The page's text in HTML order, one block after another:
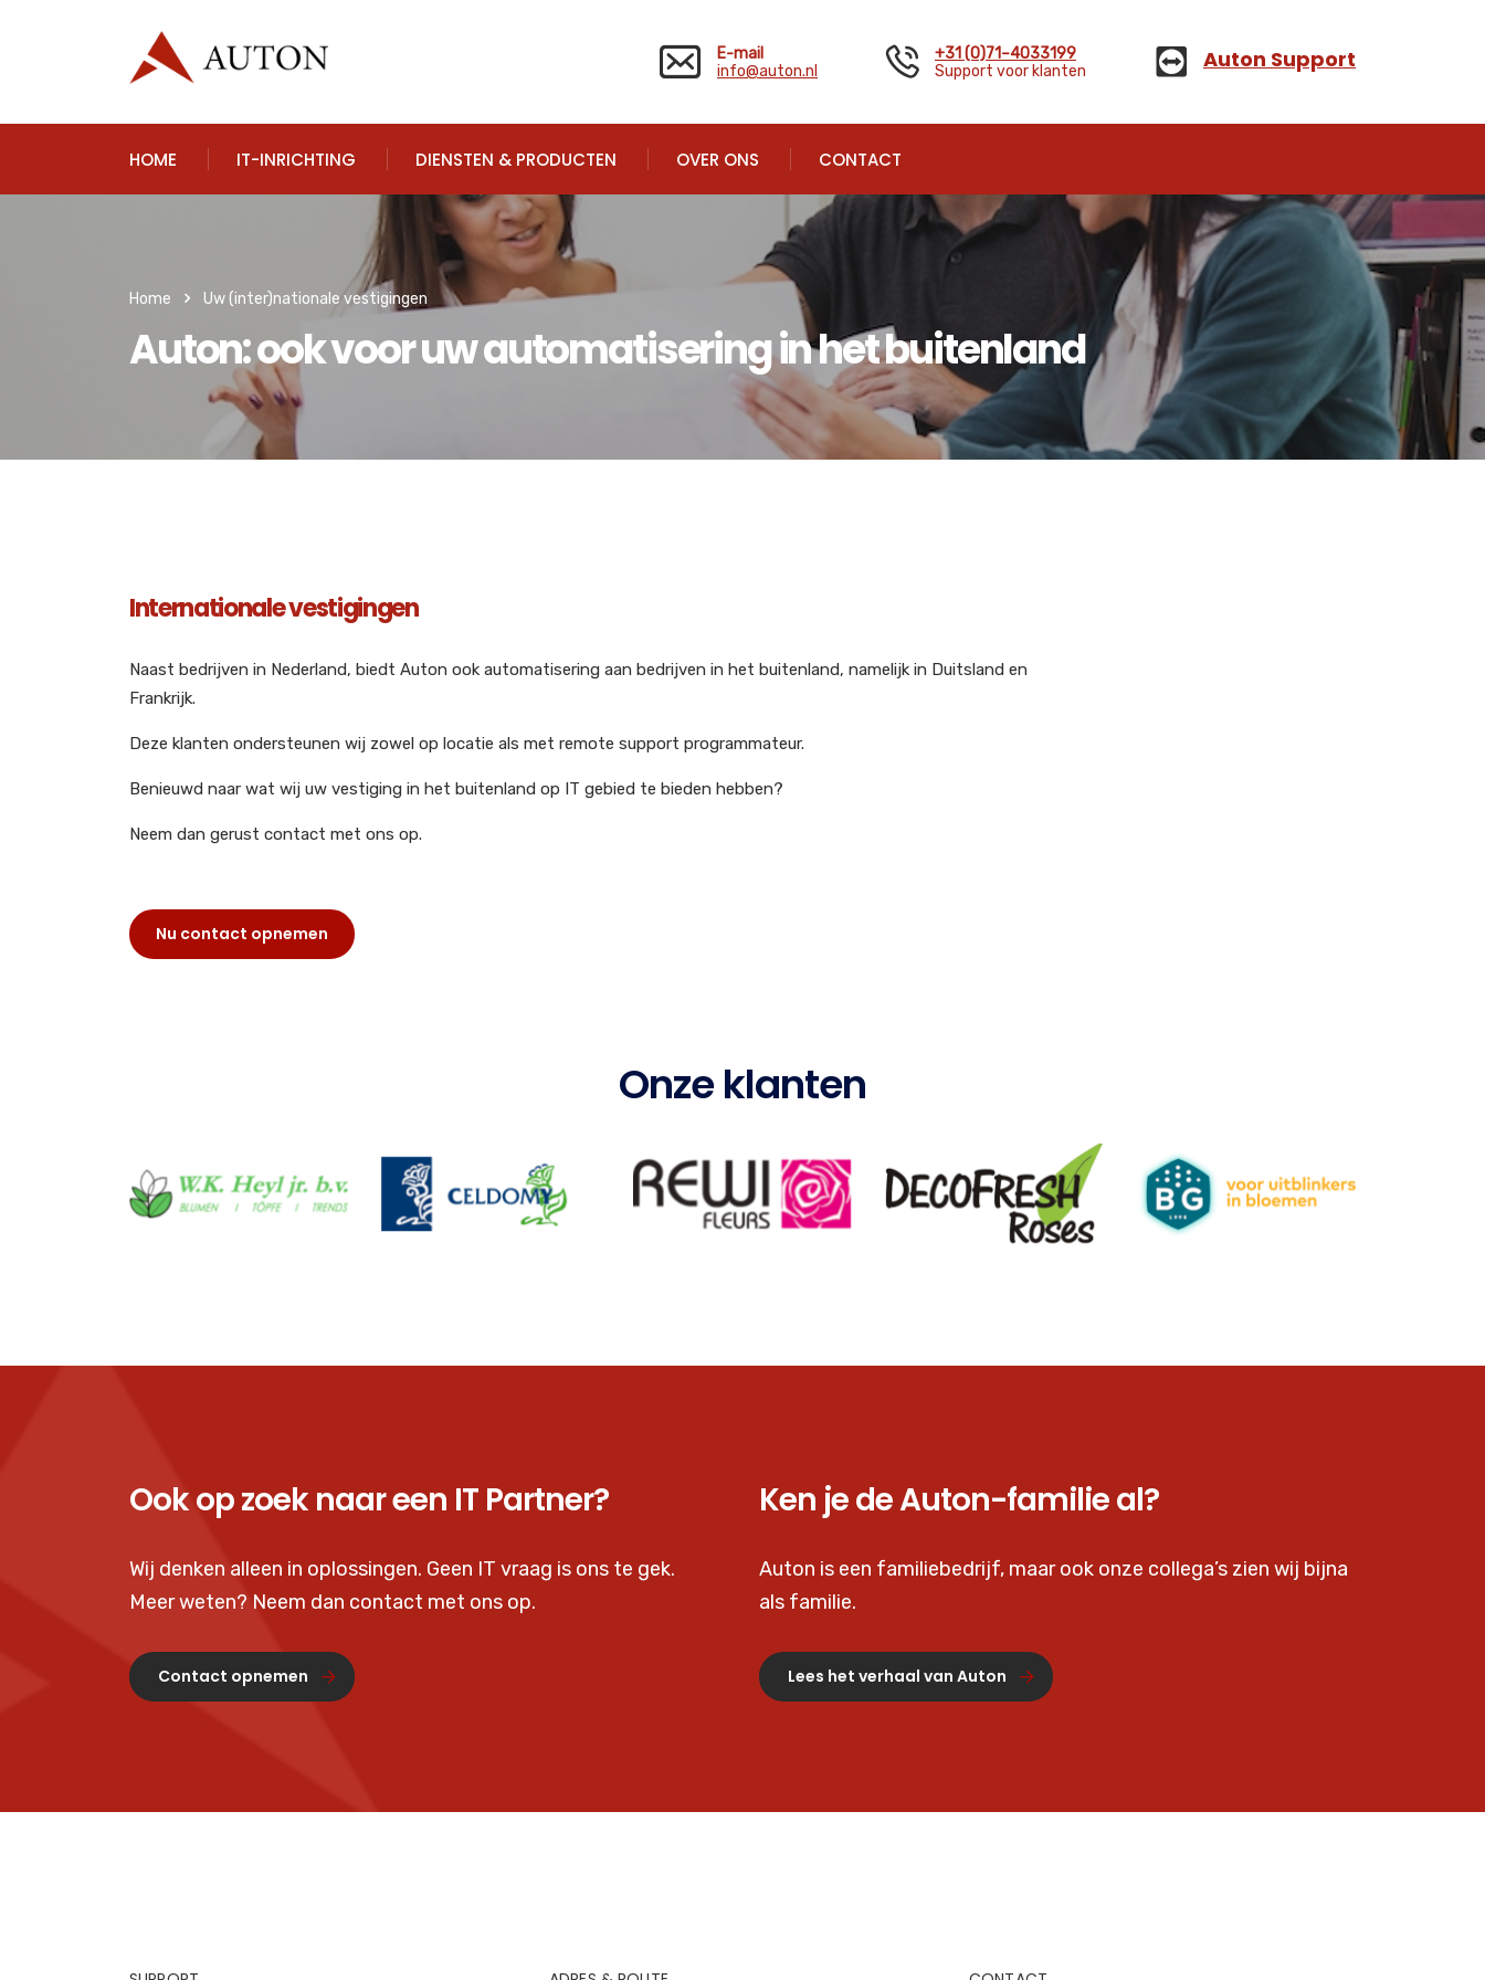
Auton Support
+31 (0)71–4033199
Support voor klanten
E-mail
info@auton.nl
HOME IT-INRICHTING DIENSTEN & PRODUCTEN OVER ONS CONTACT
Home Uw (inter)nationale vestigingen
Auton: ook voor uw automatisering in het buitenland
Internationale vestigingen
Naast bedrijven in Nederland, biedt Auton ook automatisering aan bedrijven in het buitenland, namelijk in Duitsland en
Frankrijk.
Deze klanten ondersteunen wij zowel op locatie als met remote support programmateur.
Benieuwd naar wat wij uw vestiging in het buitenland op IT gebied te bieden hebben?
Neem dan gerust contact met ons op.
Nu contact opnemen
Onze klanten
Ook op zoek naar een IT Partner?
Wij denken alleen in oplossingen. Geen IT vraag is ons te gek.
Meer weten? Neem dan contact met ons op.
Contact opnemen
Ken je de Auton-familie al?
Auton is een familiebedrijf, maar ook onze collega’s zien wij bijna
als familie.
Lees het verhaal van Auton